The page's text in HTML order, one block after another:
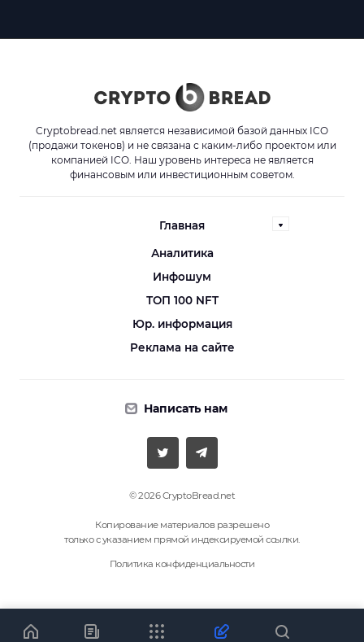
Cryptobread.net является независимой базой данных ICO
(продажи токенов) и не связана с каким-либо проектом или
компанией ICO. Наш уровень интереса не является
финансовым или инвестиционным советом.
Главная
Аналитика
Инфошум
ТОП 100 NFT
Юр. информация
Реклама на сайте
Написать нам
© 2026 CryptoBread.net
Копирование материалов разрешено
только с указанием прямой индексируемой ссылки.
Политика конфиденциальности